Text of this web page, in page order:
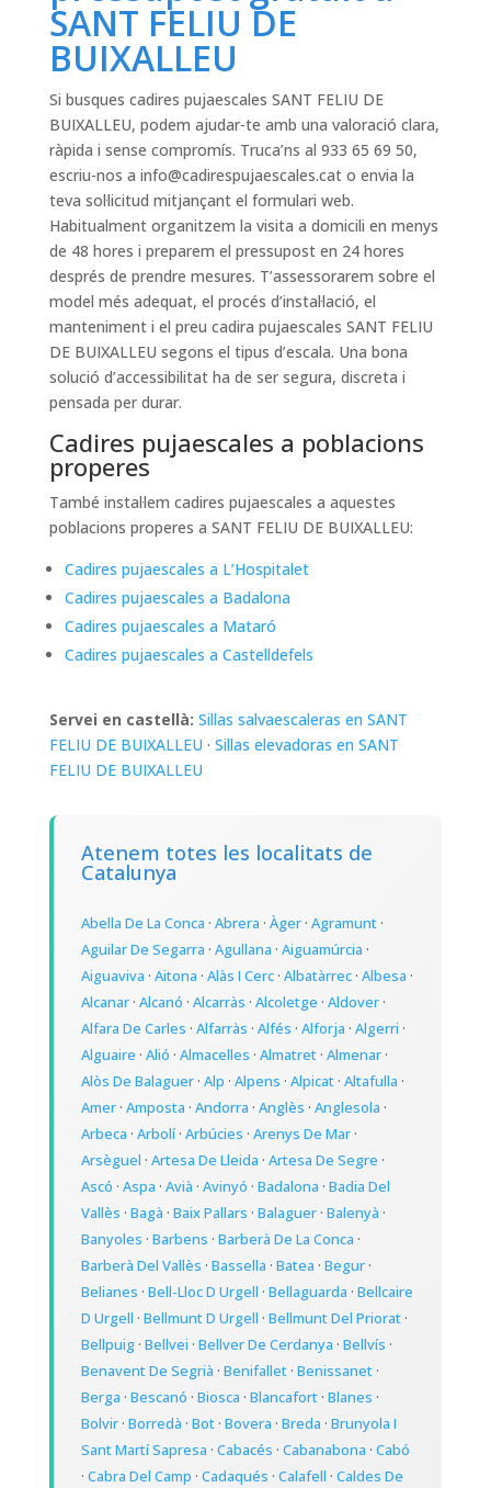
SANT FELIU DE
BUIXALLEU
Si busques cadires pujaescales SANT FELIU DE
BUIXALLEU, podem ajudar-te amb una valoració clara,
ràpida i sense compromís. Truca’ns al 933 65 69 50,
escriu-nos a info@cadirespujaescales.cato envia la
teva sol·licitud mitjançant el formulari web.
Habitualment organitzem la visita a domicili en menys
de 48 hores i preparem el pressupost en 24 hores
després de prendre mesures. T’assessorarem sobre el
model més adequat, el procés d’instal·lació, el
manteniment i el preu cadira pujaescales SANT FELIU
DE BUIXALLEU segons el tipus d’escala. Una bona
solució d’accessibilitat ha de ser segura, discreta i
pensada per durar.
Cadires pujaescales a poblacions
properes
També instal·lem cadires pujaescales a aquestes
poblacions properes a SANT FELIU DE BUIXALLEU:
Cadires pujaescales a L’Hospitalet
Cadires pujaescales a Badalona
Cadires pujaescales a Mataró
Cadires pujaescales a Castelldefels
Servei en castellà: Sillas salvaescaleras en SANT
FELIU DE BUIXALLEU · Sillas elevadoras en SANT
FELIU DE BUIXALLEU
Atenem totes les localitats de
Catalunya
Abella De La Conca · Abrera · Àger· Agramunt·
Aguilar De Segarra · Agullana · Aiguamúrcia ·
Aiguaviva · Aitona · Alàs I Cerc· Albatàrrec· Albesa ·
Alcanar· Alcanó · Alcarràs · Alcoletge · Aldover·
Alfara De Carles · Alfarràs · Alfés · Alforja · Algerri ·
Alguaire · Alió · Almacelles · Almatret· Almenar·
Alòs De Balaguer· Alp · Alpens · Alpicat· Altafulla ·
Amer· Amposta · Andorra · Anglès · Anglesola ·
Arbeca · Arbolí· Arbúcies · Arenys De Mar·
Arsèguel · Artesa De Lleida · Artesa De Segre ·
Ascó · Aspa · Avià · Avinyó · Badalona · Badia Del
Vallès · Bagà · Baix Pallars · Balaguer· Balenyà ·
Banyoles · Barbens · Barberà De La Conca ·
Barberà Del Vallès · Bassella · Batea · Begur·
Belianes · Bell-Lloc D Urgell · Bellaguarda · Bellcaire
D Urgell · Bellmunt D Urgell · Bellmunt Del Priorat·
Bellpuig· Bellvei · Bellver De Cerdanya · Bellvís ·
Benavent De Segrià · Benifallet· Benissanet·
Berga · Bescanó · Biosca · Blancafort· Blanes ·
Bolvir· Borredà · Bot· Bovera · Breda · Brunyola I
Sant Martí Sapresa · Cabacés · Cabanabona · Cabó
· Cabra Del Camp · Cadaqués · Calafell · Caldes De